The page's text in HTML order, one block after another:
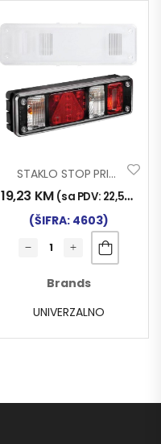
STAKLO STOP PRIMESTAR
19,23 KM (sa PDV: 22,50
(ŠIFRA: 4603)
Brands
UNIVERZALNO